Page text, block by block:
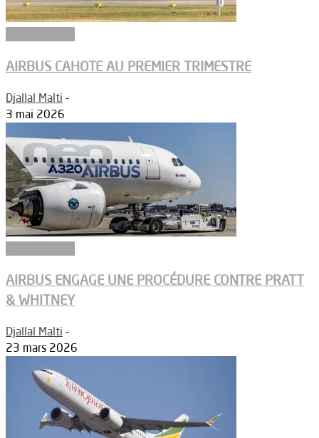
AIRBUS CAHOTE AU PREMIER TRIMESTRE
Djallal Malti -
3 mai 2026
AIRBUS ENGAGE UNE PROCÉDURE CONTRE PRATT
& WHITNEY
Djallal Malti -
23 mars 2026